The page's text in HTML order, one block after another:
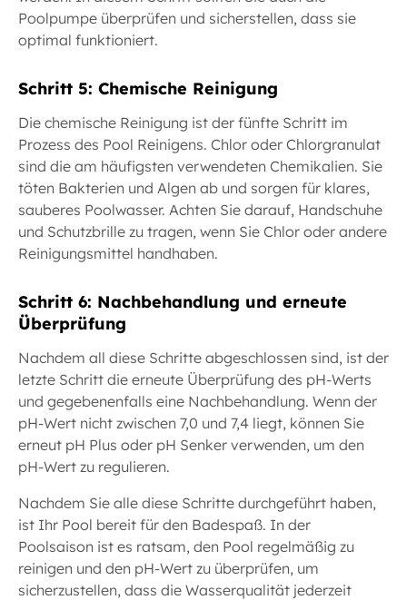
Poolpumpe überprüfen und sicherstellen, dass sie
optimal funktioniert.
Schritt 5: Chemische Reinigung
Die chemische Reinigung ist der fünfte Schritt im
Prozess des Pool Reinigens. Chlor oder Chlorgranulat
sind die am häufigsten verwendeten Chemikalien. Sie
töten Bakterien und Algen ab und sorgen für klares,
sauberes Poolwasser. Achten Sie darauf, Handschuhe
und Schutzbrille zu tragen, wenn Sie Chlor oder andere
Reinigungsmittel handhaben.
Schritt 6: Nachbehandlung und erneute
Überprüfung
Nachdem all diese Schritte abgeschlossen sind, ist der
letzte Schritt die erneute Überprüfung des pH-Werts
und gegebenenfalls eine Nachbehandlung. Wenn der
pH-Wert nicht zwischen 7,0 und 7,4 liegt, können Sie
erneut pH Plus oder pH Senker verwenden, um den
pH-Wert zu regulieren.
Nachdem Sie alle diese Schritte durchgeführt haben,
ist Ihr Pool bereit für den Badespaß. In der
Poolsaison ist es ratsam, den Pool regelmäßig zu
reinigen und den pH-Wert zu überprüfen, um
sicherzustellen, dass die Wasserqualität jederzeit